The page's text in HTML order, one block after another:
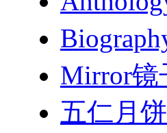
Mirror镜
五仁月